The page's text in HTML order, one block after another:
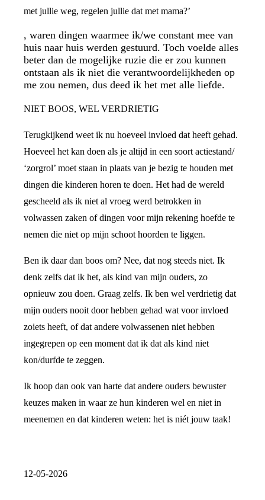
met jullie weg, regelen jullie dat met mama?’
, waren dingen waarmee ik/we constant mee van
huis naar huis werden gestuurd. Toch voelde alles
beter dan de mogelijke ruzie die er zou kunnen
ontstaan als ik niet die verantwoordelijkheden op
me zou nemen, dus deed ik het met alle liefde.
NIET BOOS, WEL VERDRIETIG
Terugkijkend weet ik nu hoeveel invloed dat heeft gehad.
Hoeveel het kan doen als je altijd in een soort actiestand/
‘zorgrol’ moet staan in plaats van je bezig te houden met
dingen die kinderen horen te doen. Het had de wereld
gescheeld als ik niet al vroeg werd betrokken in
volwassen zaken of dingen voor mijn rekening hoefde te
nemen die niet op mijn schoot hoorden te liggen.
Ben ik daar dan boos om? Nee, dat nog steeds niet. Ik
denk zelfs dat ik het, als kind van mijn ouders, zo
opnieuw zou doen. Graag zelfs. Ik ben wel verdrietig dat
mijn ouders nooit door hebben gehad wat voor invloed
zoiets heeft, of dat andere volwassenen niet hebben
ingegrepen op een moment dat ik dat als kind niet
kon/durfde te zeggen.
Ik hoop dan ook van harte dat andere ouders bewuster
keuzes maken in waar ze hun kinderen wel en niet in
meenemen en dat kinderen weten: het is niét jouw taak!
12-05-2026